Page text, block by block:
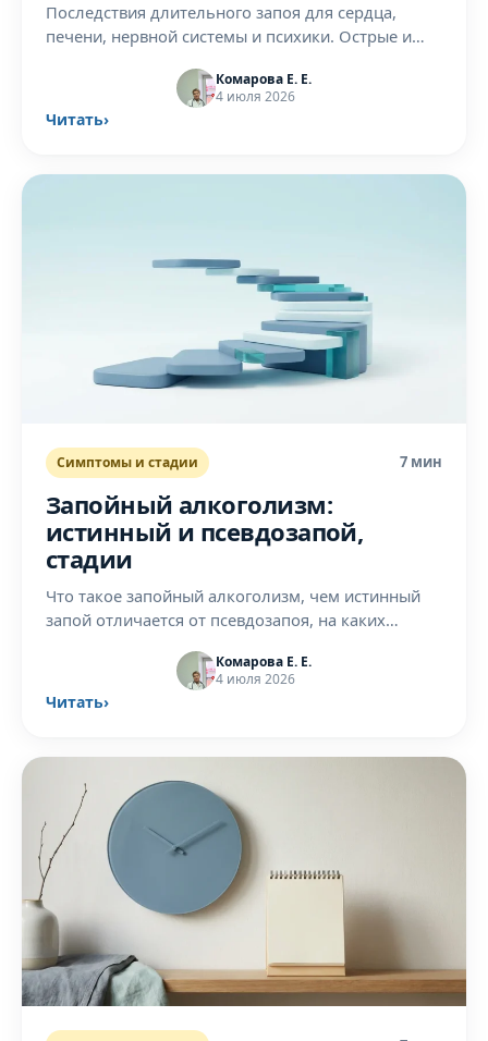
Последствия длительного запоя для сердца,
печени, нервной системы и психики. Острые и
Комарова Е. Е.
4 июля 2026
Читать›
Симптомы и стадии 7 мин
Запойный алкоголизм:
истинный и псевдозапой,
стадии
Что такое запойный алкоголизм, чем истинный
запой отличается от псевдозапоя, на каких
Комарова Е. Е.
4 июля 2026
Читать›